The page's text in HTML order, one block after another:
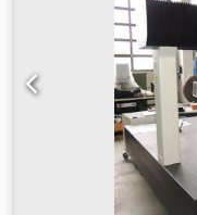
GEO i WM Quartis
mjerne mogućnosti.
mogućnosti,
imamo na prodaju.
Softver: WM Quartis
WPC 2040 • Vrsta
softvera: 31.46 •
PMAC-a: 1.945 • Glava
Skenirajuća sonda:
sondi: Renishaw